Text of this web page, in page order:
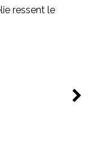
ressent le